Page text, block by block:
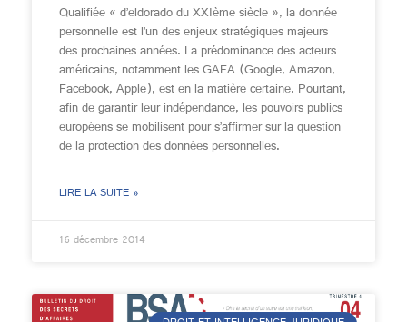
Qualifiée « d’eldorado du XXIème siècle », la donnée
personnelle est l’un des enjeux stratégiques majeurs
des prochaines années. La prédominance des acteurs
américains, notamment les GAFA (Google, Amazon,
Facebook, Apple), est en la matière certaine. Pourtant,
afin de garantir leur indépendance, les pouvoirs publics
européens se mobilisent pour s’affirmer sur la question
de la protection des données personnelles.
LIRE LA SUITE »
16 décembre 2014